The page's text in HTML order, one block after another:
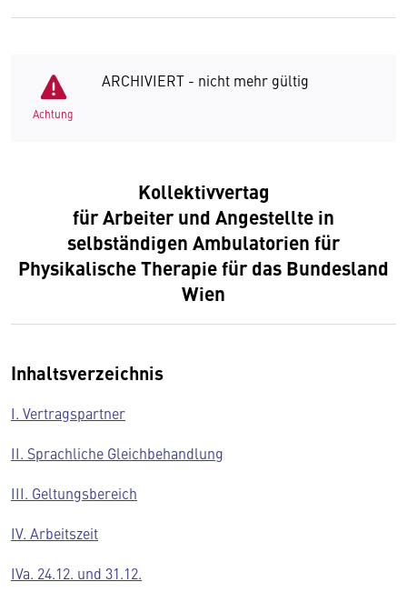
Achtung
ARCHIVIERT - nicht mehr gültig
Kollektivvertag
für Arbeiter und Angestellte in
selbständigen Ambulatorien für
Physikalische Therapie für das Bundesland
Wien
Inhaltsverzeichnis
I. Vertragspartner
II. Sprachliche Gleichbehandlung
III. Geltungsbereich
IV. Arbeitszeit
IVa. 24.12. und 31.12.